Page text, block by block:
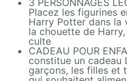
3 PERSONNAGES
Placez les figurines
Harry Potter dans la
la chouette de
culte
CADEAU POUR
constitue un cadeau
garçons, les filles et